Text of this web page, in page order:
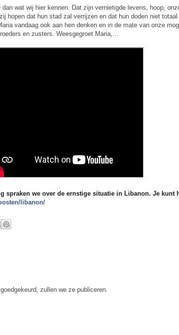
wat wij hier kennen. Dat zijn vernietigde levens, hoop,
hopen dat hun stad zal verrijzen en dat hun doden niet
vandaag ook aan hen denken en in de mate van onze
en zusters. Weesgegroet Maria,…
spraken we over de ernstige situatie in Libanon. Je kunt
libanon/
zullen we ze publiceren.